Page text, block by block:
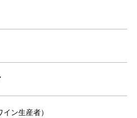
ン生産者）